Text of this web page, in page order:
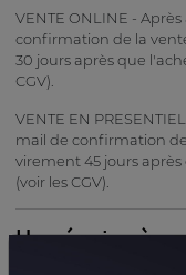
VENTE ONLINE -
confirmation de la
30 jours après que
CGV).
VENTE EN
mail de confirmation
virement 45 jours
(voir les CGV).
Une équipe à